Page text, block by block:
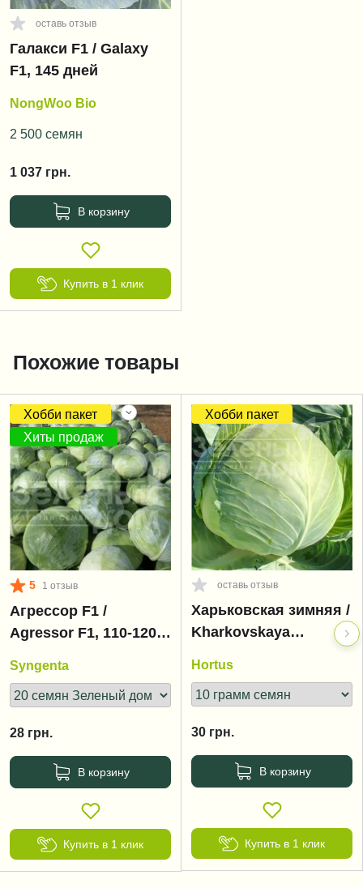
оставь отзыв
Галакси F1 / Galaxy
F1, 145 дней
NongWoo Bio
2 500 семян
1 037 грн.
В корзину
Купить в 1 клик
Похожие товары
Хобби пакет
Хиты продаж
5 1 отзыв
Агрессор F1 /
Agressor F1, 110-120
Syngenta
28 грн.
В корзину
Купить в 1 клик
Хобби пакет
оставь отзыв
Харьковская зимняя /
Kharkovskaya
Hortus
30 грн.
В корзину
Купить в 1 клик